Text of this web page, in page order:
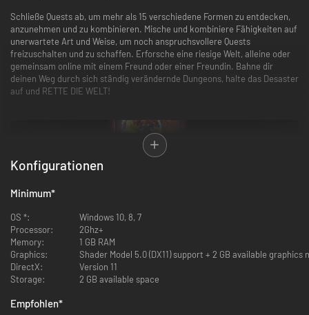
Schließe Quests ab, um mehr als 15 verschiedene Formen zu entdecken,
anzunehmen und zu kombinieren. Mische und kombiniere Fähigkeiten auf
unerwartete Art und Weise, um noch anspruchsvollere Quests
freizuschalten und zu schaffen. Erforsche eine riesige Welt, alleine oder
gemeinsam online mit einem Freund oder einer Freundin. Bahne dir
deinen Weg durch sich ständig verändernde Dungeons, halte das Desaster
auf und RETTE DIE WELT!
Was dich erwartet
Verwandle dich in viele FORMEN:
davon hat ihre ganz eigenen Spielmechaniken.
Konfigurationen
Minimum*
OS *:
Windows 10, 8, 7
Processor:
2Ghz+
Memory:
1 GB RAM
Graphics:
Shader Model 5.0 (DX11) support + 2 GB available
DirectX:
Version 11
Storage:
2 GB available space
Empfohlen*